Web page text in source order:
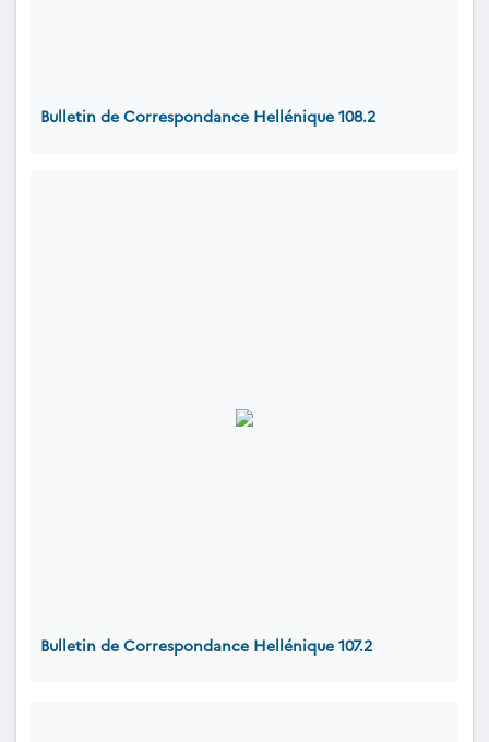
Bulletin de Correspondance Hellénique 108.2
Bulletin de Correspondance Hellénique 107.2